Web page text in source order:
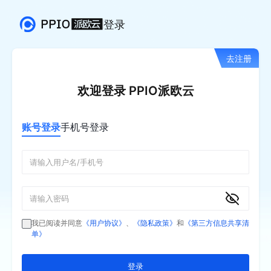
登录
去注册
欢迎登录 PPIO派欧云
账号登录手机号登录
我已阅读并同意 《用户协议》 、 《隐私政策》 和 《第三方信息共享清
单》
登录